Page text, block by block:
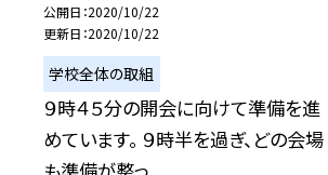
公開日 2020/10/22
更新日 2020/10/22
学校全体の取組
９時４５分の開会に向けて準備を進
めています。 ９時半を過ぎ、どの会場